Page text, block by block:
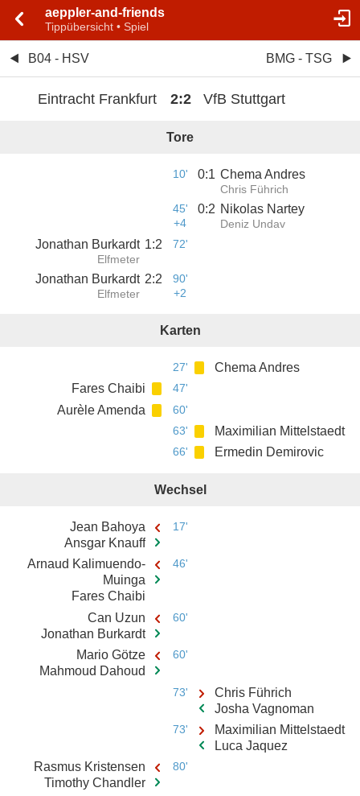
aeppler-and-friends
Tippübersicht • Spiel
B04 - HSV BMG - TSG
Eintracht Frankfurt 2:2 VfB Stuttgart
Tore
10' 0:1 Chema Andres
Chris Führich
45'
+4
0:2 Nikolas Nartey
Deniz Undav
Jonathan Burkardt
Elfmeter
1:2 72'
Jonathan Burkardt
Elfmeter
2:2
90'
+2
Karten
27'
Chema Andres
Fares Chaibi
47'
Aurèle Amenda
60'
63'
Maximilian Mittelstaedt
66' Ermedin Demirovic
Wechsel
Jean Bahoya
Ansgar Knauff
17'
Arnaud Kalimuendo-
Muinga
Fares Chaibi
46'
Can Uzun
Jonathan Burkardt
60'
Mario Götze
Mahmoud Dahoud
60'
73'
Chris Führich
Josha Vagnoman
73'
Maximilian Mittelstaedt
Luca Jaquez
Rasmus Kristensen
Timothy Chandler
80'